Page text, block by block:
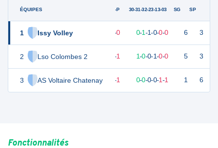
ÉQUIPES
1 Issy Volley
2 Lso Colombes 2
3 AS Voltaire Chatenay
G-P 30-31-32-23-13-03 SG SP
-0 0-1-1-0-0-0 6 3
4 -1 1-0-0-1-0-0 5 3
-3 2 -1 0-0-0-0-1-1 1 6
Fonctionnalités